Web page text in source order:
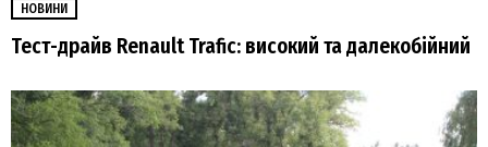
НОВИНИ
Тест-драйв Renault Trafic: високий та далекобійний